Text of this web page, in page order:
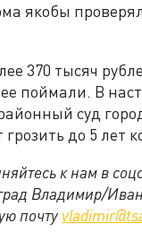
якобы
370 тысяч
поймали. В
суд
до 5 лет
к нам в
Владимир/
почту